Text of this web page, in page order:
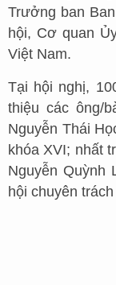
Trưởng ban
hội, Cơ quan
Việt Nam.
Tại hội nghị,
thiệu các ông/
Nguyễn Thái
khóa XVI; nhất
Nguyễn Quỳnh
hội chuyên